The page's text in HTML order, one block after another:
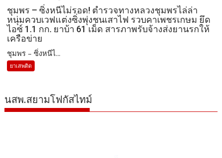
ชุมพร – ซิ่งหนีไม่รอด! ตำรวจทางหลวงชุมพรไล่ล่า
หนุ่มควบเวฟแต่งซิ่งพุ่งชนเสาไฟ รวบคาเพชรเกษม ยึด
ไอซ์ 1.1 กก. ยาบ้า 61 เม็ด สารภาพรับจ้างส่งยานรกให้
เครือข่าย
ชุมพร – ซิ่งหนีไ...
ยาเสพติด
นสพ.สยามโฟกัสไทม์